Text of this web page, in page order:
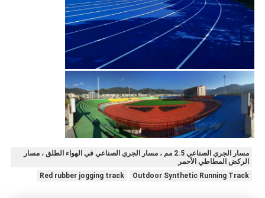
مسار الجري الصناعي 2.5 مم ، مسار الجري الصناعي في الهواء الطلق ، مسار
الركض المطاطي الأحمر
Outdoor Synthetic Running Track
Red rubber jogging track